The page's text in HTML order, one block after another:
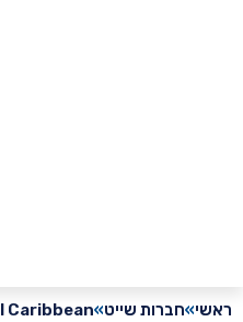
חברות שייט Royal Caribbean | רויאל קריביאן